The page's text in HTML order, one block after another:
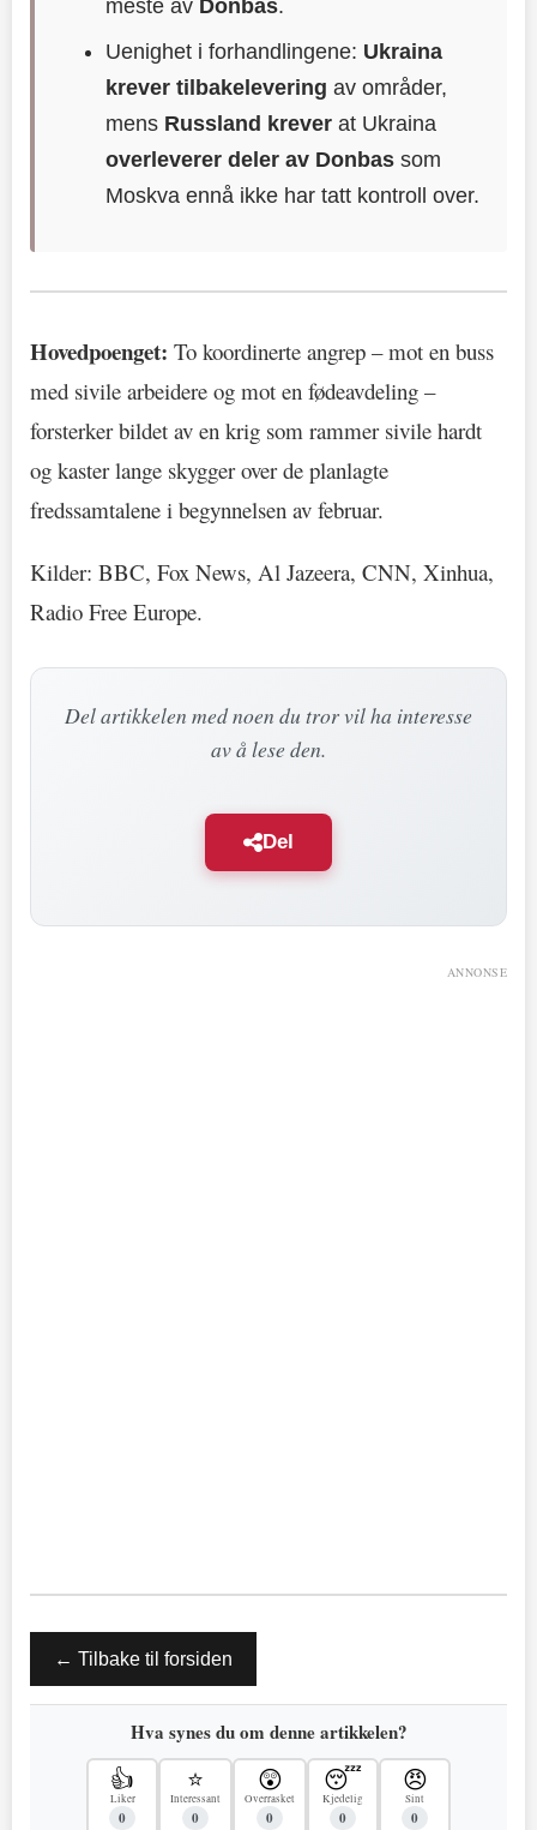
meste av Donbas.
Uenighet i forhandlingene: Ukraina
krever tilbakelevering av områder,
mens Russland krever at Ukraina
overleverer deler av Donbas som
Moskva ennå ikke har tatt kontroll over.
Hovedpoenget: To koordinerte angrep – mot en buss
med sivile arbeidere og mot en fødeavdeling –
forsterker bildet av en krig som rammer sivile hardt
og kaster lange skygger over de planlagte
fredssamtalene i begynnelsen av februar.
Kilder: BBC, Fox News, Al Jazeera, CNN, Xinhua,
Radio Free Europe.
Del artikkelen med noen du tror vil ha interesse
av å lese den.
Del
ANNONSE
← Tilbake til forsiden
Hva synes du om denne artikkelen?
👍
Liker
0
⭐
Interessant
0
😲
Overrasket
0
😴
Kjedelig
0
😠
Sint
0